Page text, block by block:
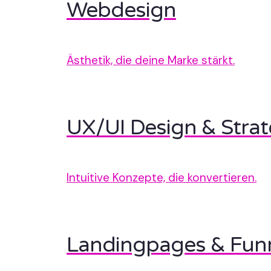
Webdesign
Ästhetik, die deine Marke stärkt.
UX/UI Design &
Intuitive Konzepte, die konvertieren.
Landingpages &